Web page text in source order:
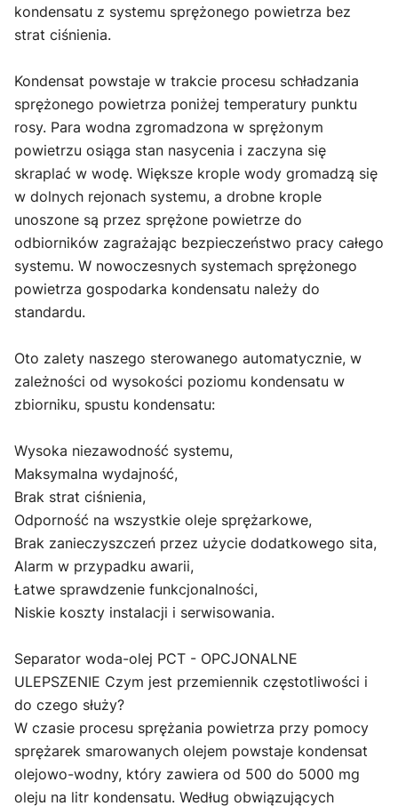
kondensatu z systemu sprężonego powietrza bez
strat ciśnienia.
Kondensat powstaje w trakcie procesu schładzania
sprężonego powietrza poniżej temperatury punktu
rosy. Para wodna zgromadzona w sprężonym
powietrzu osiąga stan nasycenia i zaczyna się
skraplać w wodę. Większe krople wody gromadzą się
w dolnych rejonach systemu, a drobne krople
unoszone są przez sprężone powietrze do
odbiorników zagrażając bezpieczeństwo pracy całego
systemu. W nowoczesnych systemach sprężonego
powietrza gospodarka kondensatu należy do
standardu.
Oto zalety naszego sterowanego automatycznie, w
zależności od wysokości poziomu kondensatu w
zbiorniku, spustu kondensatu:
Wysoka niezawodność systemu,
Maksymalna wydajność,
Brak strat ciśnienia,
Odporność na wszystkie oleje sprężarkowe,
Brak zanieczyszczeń przez użycie dodatkowego sita,
Alarm w przypadku awarii,
Łatwe sprawdzenie funkcjonalności,
Niskie koszty instalacji i serwisowania.
Separator woda-olej PCT - OPCJONALNE
ULEPSZENIE Czym jest przemiennik częstotliwości i
do czego służy?
W czasie procesu sprężania powietrza przy pomocy
sprężarek smarowanych olejem powstaje kondensat
olejowo-wodny, który zawiera od 500 do 5000 mg
oleju na litr kondensatu. Według obwiązujących